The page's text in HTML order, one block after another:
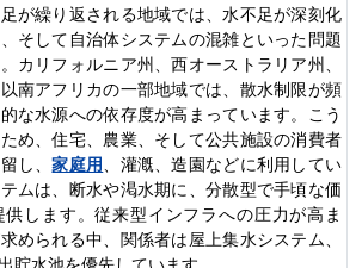
が繰り返される地域では、水不足が深刻化
そして自治体システムの混雑といった問題
カリフォルニア州、西オーストラリア州、
南アフリカの一部地域では、散水制限が頻
な水源への依存度が高まっています。こう
め、住宅、農業、そして公共施設の消費者
し、家庭用、灌漑、造園などに利用してい
ムは、断水や渇水期に、分散型で手頃な価
します。従来型インフラへの圧力が高ま
められる中、関係者は屋上集水システム、